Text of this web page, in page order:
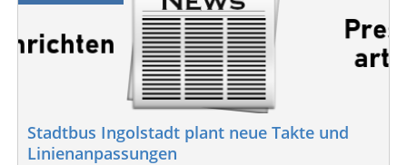
Stadtbus Ingolstadt plant neue Takte und
Linienanpassungen